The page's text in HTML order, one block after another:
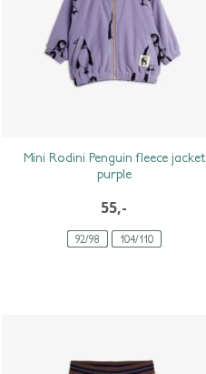
92/98 104/110
Mini Rodini Penguin fleece jacket
purple
55,-